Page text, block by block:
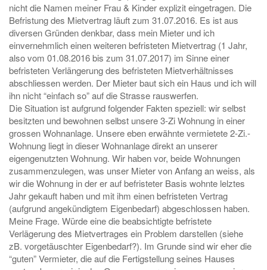
nicht die Namen meiner Frau & Kinder explizit eingetragen. Die
Befristung des Mietvertrag läuft zum 31.07.2016. Es ist aus
diversen Gründen denkbar, dass mein Mieter und ich
einvernehmlich einen weiteren befristeten Mietvertrag (1 Jahr,
also vom 01.08.2016 bis zum 31.07.2017) im Sinne einer
befristeten Verlängerung des befristeten Mietverhältnisses
abschliessen werden. Der Mieter baut sich ein Haus und ich will
ihn nicht “einfach so” auf die Strasse rauswerfen.
Die Situation ist aufgrund folgender Fakten speziell: wir selbst
besitzten und bewohnen selbst unsere 3-Zi Wohnung in einer
grossen Wohnanlage. Unsere eben erwähnte vermietete 2-Zi.-
Wohnung liegt in dieser Wohnanlage direkt an unserer
eigengenutzten Wohnung. Wir haben vor, beide Wohnungen
zusammenzulegen, was unser Mieter von Anfang an weiss, als
wir die Wohnung in der er auf befristeter Basis wohnte lelztes
Jahr gekauft haben und mit ihm einen befristeten Vertrag
(aufgrund angekündigtem Eigenbedarf) abgeschlossen haben.
Meine Frage. Würde eine die beabsichtigte befristete
Verlägerung des Mietvertrages ein Problem darstellen (siehe
zB. vorgetäuschter Eigenbedarf?). Im Grunde sind wir eher die
“guten” Vermieter, die auf die Fertigstellung seines Hauses